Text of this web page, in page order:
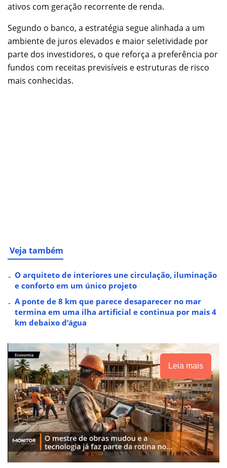
ativos com geração recorrente de renda.
Segundo o banco, a estratégia segue alinhada a um
ambiente de juros elevados e maior seletividade por
parte dos investidores, o que reforça a preferência por
fundos com receitas previsíveis e estruturas de risco
mais conhecidas.
Veja também
O arquiteto de interiores une circulação, iluminação
e conforto em um único projeto
A ponte de 8 km que parece desaparecer no mar
termina em uma ilha artificial e continua por mais 4
km debaixo d’água
Leia mais